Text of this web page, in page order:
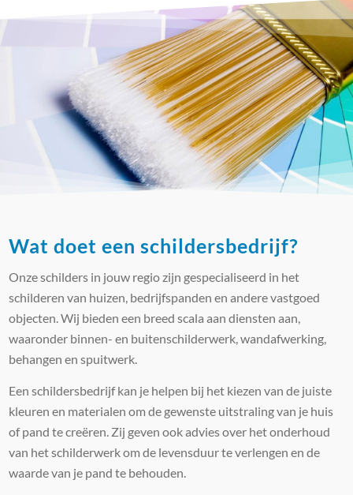
Wat doet een schildersbedrijf?
Onze schilders in jouw regio zijn gespecialiseerd in het
schilderen van huizen, bedrijfspanden en andere vastgoed
objecten. Wij bieden een breed scala aan diensten aan,
waaronder binnen- en buitenschilderwerk, wandafwerking,
behangen en spuitwerk.
Een schildersbedrijf kan je helpen bij het kiezen van de juiste
kleuren en materialen om de gewenste uitstraling van je huis
of pand te creëren. Zij geven ook advies over het onderhoud
van het schilderwerk om de levensduur te verlengen en de
waarde van je pand te behouden.